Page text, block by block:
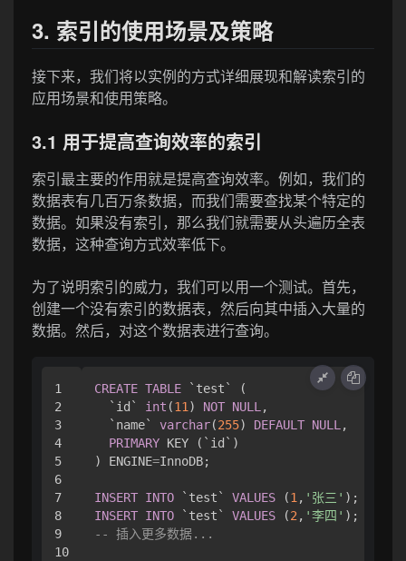
3. 索引的使用场景及策略
接下来，我们将以实例的方式详细展现和解读索引的
应用场景和使用策略。
3.1 用于提高查询效率的索引
索引最主要的作用就是提高查询效率。例如，我们的
数据表有几百万条数据，而我们需要查找某个特定的
数据。如果没有索引，那么我们就需要从头遍历全表
数据，这种查询方式效率低下。
为了说明索引的威力，我们可以用一个测试。首先，
创建一个没有索引的数据表，然后向其中插入大量的
数据。然后，对这个数据表进行查询。
1
2
3
4
5
6
7
8
9
10
CREATE TABLE `test` (
  `id`
int (11) NOT NULL,
  `name`
varchar(255) DEFAULT NULL,
PRIMARY KEY (`id`)
) ENGINE=InnoDB;
INSERT INTO `test` VALUES (1, '张三'
INSERT INTO `test` VALUES (2, '李四'
-- 插入更多数据...